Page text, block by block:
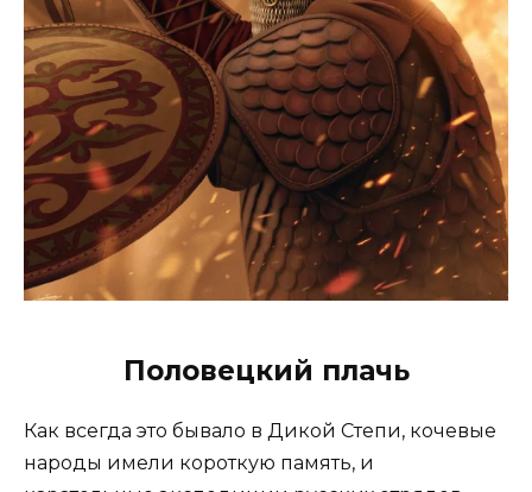
Половецкий плачь
Как всегда это бывало в Дикой Степи, кочевые
народы имели короткую память, и